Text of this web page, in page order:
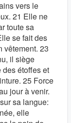
vers le
21 Elle ne
toute sa
se fait des
vêtement. 23
il siège
étoffes et
25 Force
jour à venir.
sa langue:
elle